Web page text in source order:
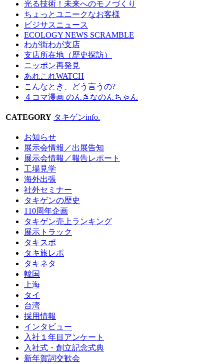
光る技術！未来へのモノづくり
ちょっとユニークなお客様
ビジサスニュース
ECOLOGY NEWS SCRAMBLE
わが街わが支店
支店所在地（歴史探訪）
ニッポン再発見
あれこれWATCH
こんなとき、どう言うの?
４コマ漫画 のんきなのんちゃん
CATEGORY タキゲンinfo.
お知らせ
展示会情報／出展告知
展示会情報／報告レポート
工場見学
海外出張
社外セミナー
タキゲンの歴史
110周年企画
タキゲン売上ランキング
展示トラック
タキスポ
タキ旅レポ
タキネタ
韓国
上海
タイ
台湾
採用情報
インタビュー
入社１年目アンケート
入社式・創立記念式典
新年賀詞交歓会